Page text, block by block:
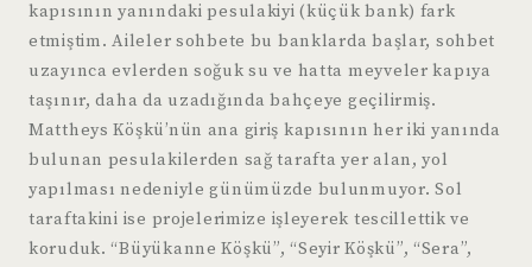
kapısının yanındaki pesulakiyi (küçük bank) fark
etmiştim. Aileler sohbete bu banklarda başlar, sohbet
uzayınca evlerden soğuk su ve hatta meyveler kapıya
taşınır, daha da uzadığında bahçeye geçilirmiş.
Mattheys Köşkü’nün ana giriş kapısının her iki yanında
bulunan pesulakilerden sağ tarafta yer alan, yol
yapılması nedeniyle günümüzde bulunmuyor. Sol
taraftakini ise projelerimize işleyerek tescillettik ve
koruduk. “Büyükanne Köşkü”, “Seyir Köşkü”, “Sera”,